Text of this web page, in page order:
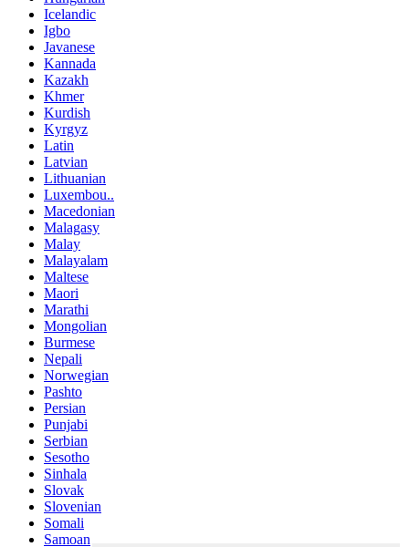
Icelandic
Igbo
Javanese
Kannada
Kazakh
Khmer
Kurdish
Kyrgyz
Latin
Latvian
Lithuanian
Luxembou..
Macedonian
Malagasy
Malay
Malayalam
Maltese
Maori
Marathi
Mongolian
Burmese
Nepali
Norwegian
Pashto
Persian
Punjabi
Serbian
Sesotho
Sinhala
Slovak
Slovenian
Somali
Samoan